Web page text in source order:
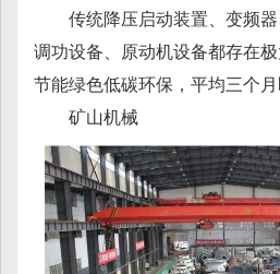
传统降压启动装置、变频器
调功设备、原动机设备都存在
节能绿色低碳环保，平均三个月
矿山机械